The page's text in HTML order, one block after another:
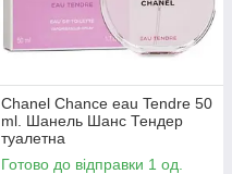
Chanel Chance eau Tendre 50
ml. Шанель Шанс Тендер
туалетна
Готово до відправки 1 од.